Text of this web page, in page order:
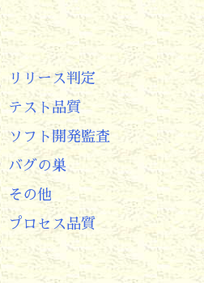
リリース判定
テスト品質
ソフト開発監査
バグの巣
その他
プロセス品質